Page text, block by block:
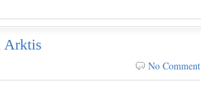
Arktis
No Comment